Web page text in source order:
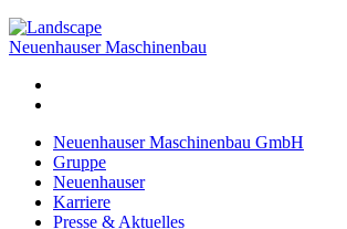
Neuenhauser Maschinenbau
Neuenhauser Maschinenbau GmbH
Gruppe
Neuenhauser
Karriere
Presse & Aktuelles